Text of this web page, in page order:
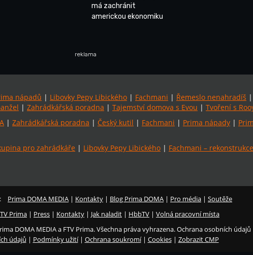
má zachránit
americkou ekonomiku
reklama
nápadů | Libovky Pepy Libického | Fachmani | Řemeslo nenahradíš |
| Zahrádkářská poradna | Tajemství domova s Evou | Tvoření s
| Zahrádkářská poradna | Český kutil | Fachmani | Prima nápady |
pro zahrádkáře | Libovky Pepy Libického | Fachmani –
Prima DOMA MEDIA | Kontakty | Blog Prima DOMA | Pro média | Soutěže
Prima | Press | Kontakty | Jak naladit | HbbTV | Volná pracovní místa
DOMA MEDIA a FTV Prima. Všechna práva vyhrazena. Ochrana osobních údajů
údajů | Podmínky užití| Ochrana soukromí| Cookies| Zobrazit CMP